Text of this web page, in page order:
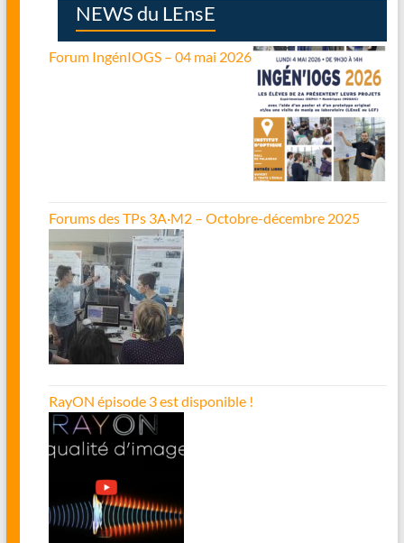
NEWS du LEnsE
Forum IngénIOGS – 04 mai 2026
Forums des TPs 3A·M2 – Octobre-décembre 2025
RayON épisode 3 est disponible !